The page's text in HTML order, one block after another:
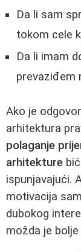
Da li sam
tokom cele
Da li imam
prevaziđem
Ako je
arhitektura
polaganje
arhitekture
ispunjavajući.
motivacija
dubokog
možda je